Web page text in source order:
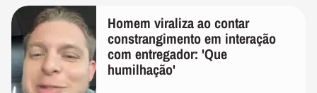
Homem viraliza ao contar
constrangimento em interação
com entregador: 'Que
humilhação'